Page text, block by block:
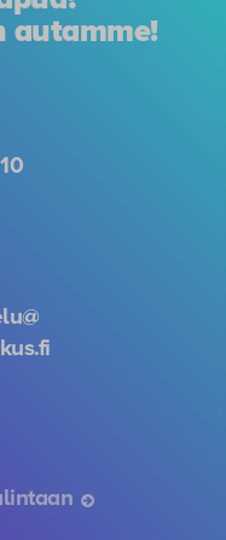
autamme!